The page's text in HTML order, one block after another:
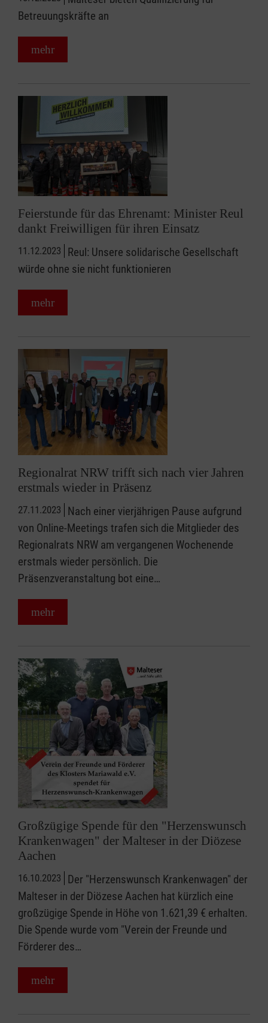
Betreuungskräfte an
mehr
Feierstunde für das Ehrenamt: Minister Reul
dankt Freiwilligen für ihren Einsatz
11.12.2023
Reul: Unsere solidarische Gesellschaft
würde ohne sie nicht funktionieren
mehr
Regionalrat NRW trifft sich nach vier Jahren
erstmals wieder in Präsenz
27.11.2023
Nach einer vierjährigen Pause aufgrund
von Online-Meetings trafen sich die Mitglieder des
Regionalrats NRW am vergangenen Wochenende
erstmals wieder persönlich. Die
Präsenzveranstaltung bot eine…
mehr
Großzügige Spende für den "Herzenswunsch
Krankenwagen" der Malteser in der Diözese
Aachen
16.10.2023
Der "Herzenswunsch Krankenwagen" der
Malteser in der Diözese Aachen hat kürzlich eine
großzügige Spende in Höhe von 1.621,39 € erhalten.
Die Spende wurde vom "Verein der Freunde und
Förderer des…
mehr